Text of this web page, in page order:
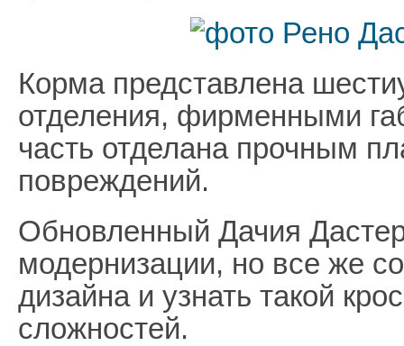
Корма представлена
отделения, фирменными
часть отделана прочным
повреждений.
Обновленный Дачия
модернизации, но все же
дизайна и узнать такой
сложностей.